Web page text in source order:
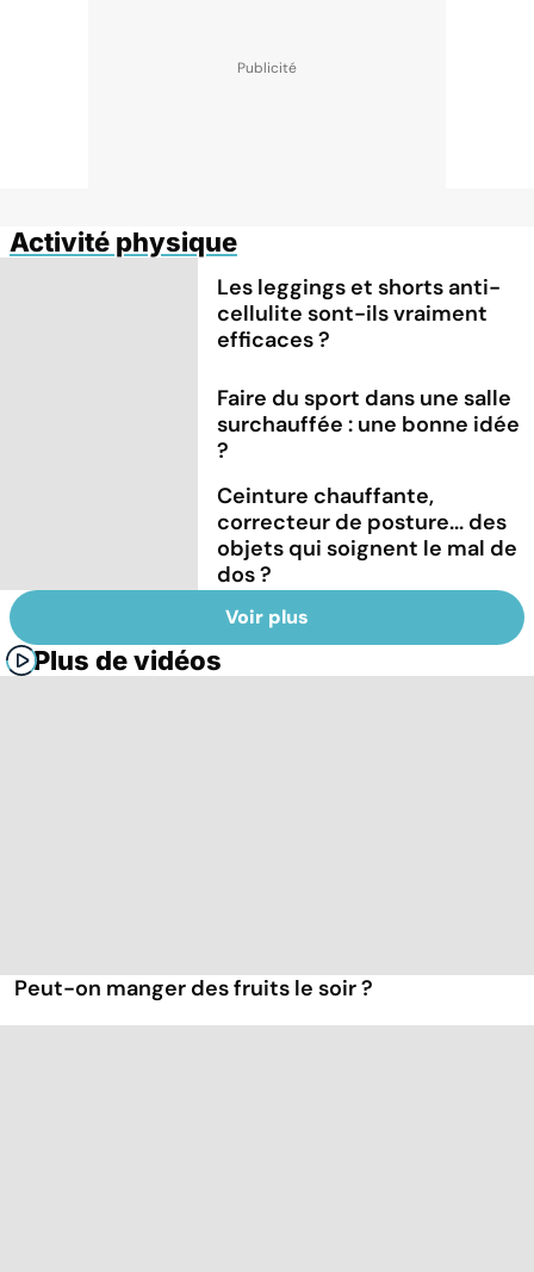
Activité physique
Les leggings et shorts anti-
cellulite sont-ils vraiment
efficaces ?
Faire du sport dans une salle
surchauffée : une bonne idée
?
Ceinture chauffante,
correcteur de posture... des
objets qui soignent le mal de
dos ?
Voir plus
Plus de vidéos
Peut-on manger des fruits le soir ?